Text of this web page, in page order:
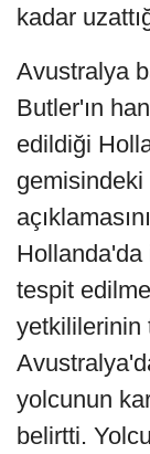
kadar
Avustralya
Butler'ın
edildiği
tespit
yetkililerinin
yolcunun
belirtti.